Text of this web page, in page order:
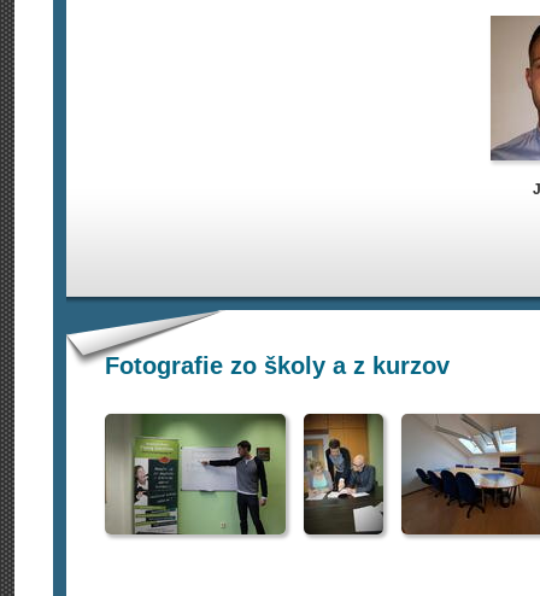
Fotografie zo školy a z kurzov